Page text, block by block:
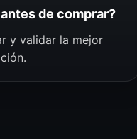
de comprar?
y validar la mejor